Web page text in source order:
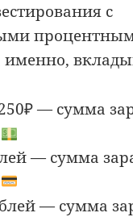
с
именно,
— сумма
— сумма
— сумма